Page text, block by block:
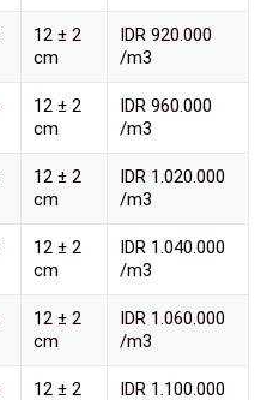
12 ± 2
cm
IDR 920.000
/m3
12 ± 2
cm
IDR 960.000
/m3
12 ± 2
cm
IDR 1.020.000
/m3
12 ± 2
cm
IDR 1.040.000
/m3
12 ± 2
cm
IDR 1.060.000
/m3
12 ± 2
IDR 1.100.000